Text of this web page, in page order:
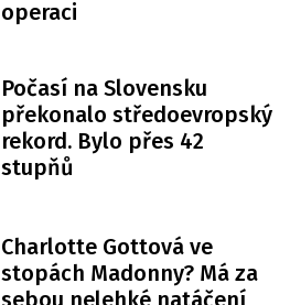
operaci
Počasí na Slovensku
překonalo středoevropský
rekord. Bylo přes 42
stupňů
Charlotte Gottová ve
stopách Madonny? Má za
sebou nelehké natáčení